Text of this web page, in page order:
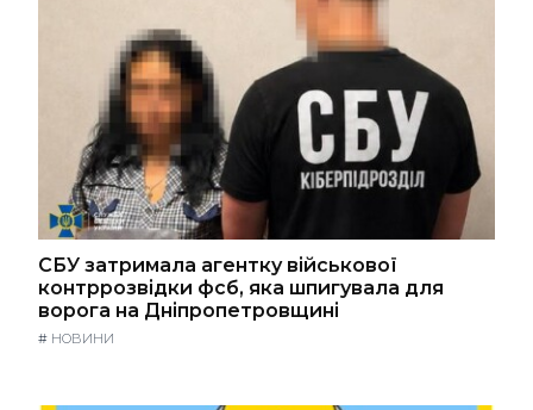
СБУ затримала агентку військової
контррозвідки фсб, яка шпигувала для
ворога на Дніпропетровщині
# НОВИНИ